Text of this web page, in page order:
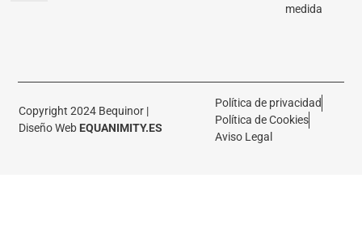
medida
Copyright 2024 Bequinor |
Diseño Web EQUANIMITY.ES
Política de privacidad
Política de Cookies
Aviso Legal